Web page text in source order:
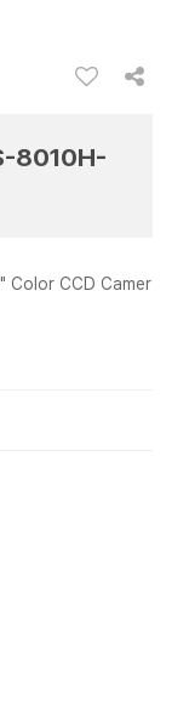
8010H-
Color CCD Camer